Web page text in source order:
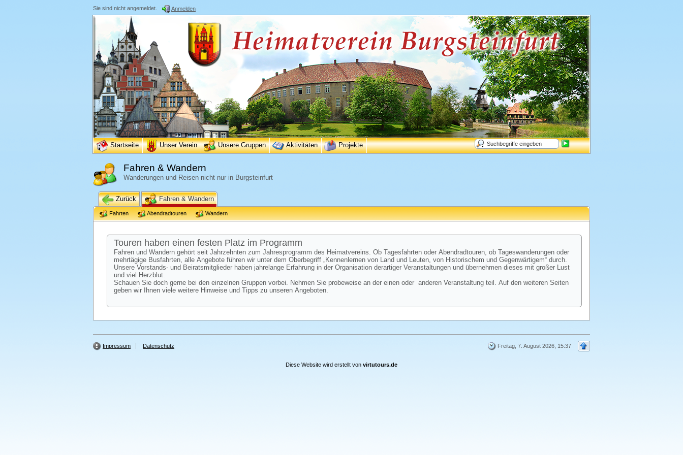
Sie sind nicht angemeldet. Anmelden
Startseite Unser Verein Unsere Gruppen Aktivitäten Projekte
Fahren & Wandern
Wanderungen und Reisen nicht nur in Burgsteinfurt
Zurück Fahren & Wandern
Fahrten Abendradtouren Wandern
Touren haben einen festen Platz im Programm
Fahren und Wandern gehört seit Jahrzehnten zum Jahresprogramm des Heimatvereins. Ob Tagesfahrten oder Abendradtouren, ob Tageswanderungen oder
mehrtägige Busfahrten, alle Angebote führen wir unter dem Oberbegriff „Kennenlernen von Land und Leuten, von Historischem und Gegenwärtigem“ durch.
Unsere Vorstands- und Beiratsmitglieder haben jahrelange Erfahrung in der Organisation derartiger Veranstaltungen und übernehmen dieses mit großer Lust
und viel Herzblut.
Schauen Sie doch gerne bei den einzelnen Gruppen vorbei. Nehmen Sie probeweise an der einen oder anderen Veranstaltung teil. Auf den weiteren Seiten
geben wir Ihnen viele weitere Hinweise und Tipps zu unseren Angeboten.
Impressum Datenschutz Freitag, 7. August 2026, 15:37
Diese Website wird erstellt von virtutours.de